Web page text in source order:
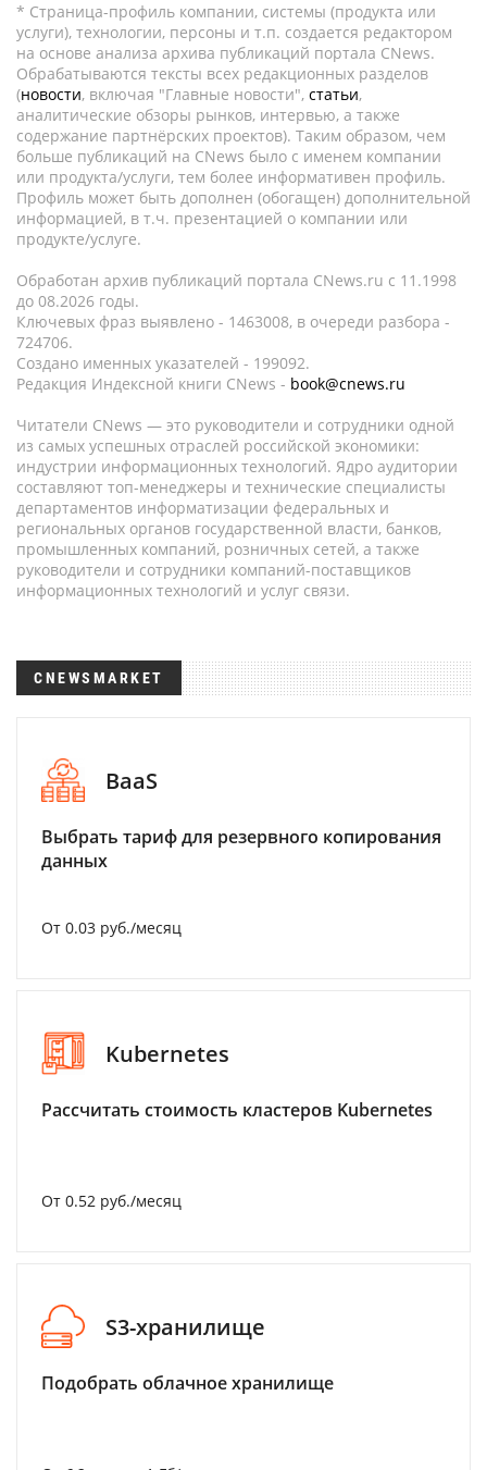
* Страница-профиль компании, системы (продукта или
услуги), технологии, персоны и т.п. создается редактором
на основе анализа архива публикаций портала CNews.
Обрабатываются тексты всех редакционных разделов
(новости, включая "Главные новости", статьи,
аналитические обзоры рынков, интервью, а также
содержание партнёрских проектов). Таким образом, чем
больше публикаций на CNews было с именем компании
или продукта/услуги, тем более информативен профиль.
Профиль может быть дополнен (обогащен) дополнительной
информацией, в т.ч. презентацией о компании или
продукте/услуге.
Обработан архив публикаций портала CNews.ru c 11.1998
до 08.2026 годы.
Ключевых фраз выявлено - 1463008, в очереди разбора -
724706.
Создано именных указателей - 199092.
Редакция Индексной книги CNews - book@cnews.ru
Читатели CNews — это руководители и сотрудники одной
из самых успешных отраслей российской экономики:
индустрии информационных технологий. Ядро аудитории
составляют топ-менеджеры и технические специалисты
департаментов информатизации федеральных и
региональных органов государственной власти, банков,
промышленных компаний, розничных сетей, а также
руководители и сотрудники компаний-поставщиков
информационных технологий и услуг связи.
CNEWSMARKET
BaaS
Выбрать тариф для резервного копирования
данных
От 0.03 руб./месяц
Kubernetes
Рассчитать стоимость кластеров Kubernetes
От 0.52 руб./месяц
S3-хранилище
Подобрать облачное хранилище